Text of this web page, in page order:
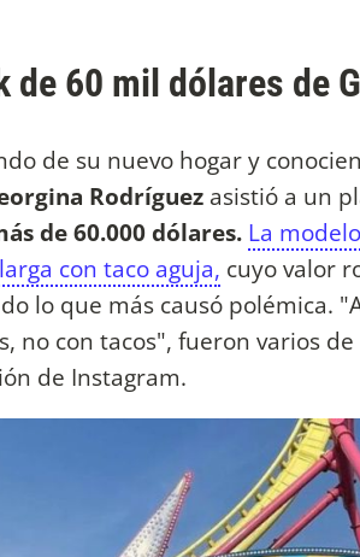
de 60 mil dólares de
de su nuevo hogar y
Rodríguez asistió a un
de 60.000 dólares. La
con taco aguja, cuyo valor
lo que más causó polémica.
no con tacos", fueron varios
de Instagram.